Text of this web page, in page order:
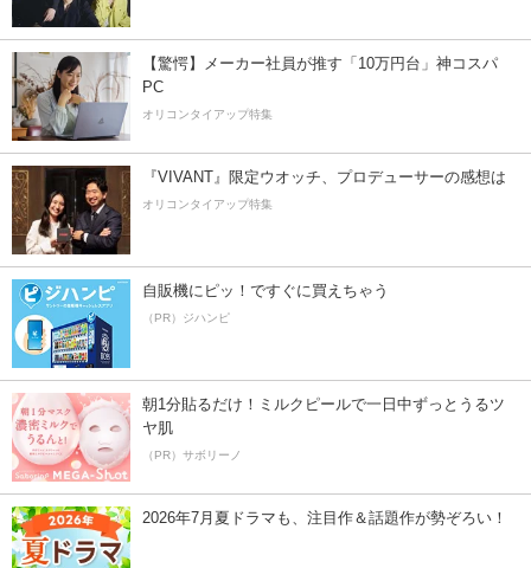
【驚愕】メーカー社員が推す「10万円台」神コスパ
PC
オリコンタイアップ特集
『VIVANT』限定ウオッチ、プロデューサーの感想は
オリコンタイアップ特集
自販機にピッ！ですぐに買えちゃう
（PR）ジハンピ
朝1分貼るだけ！ミルクピールで一日中ずっとうるツ
ヤ肌
（PR）サボリーノ
2026年7月夏ドラマも、注目作＆話題作が勢ぞろい！